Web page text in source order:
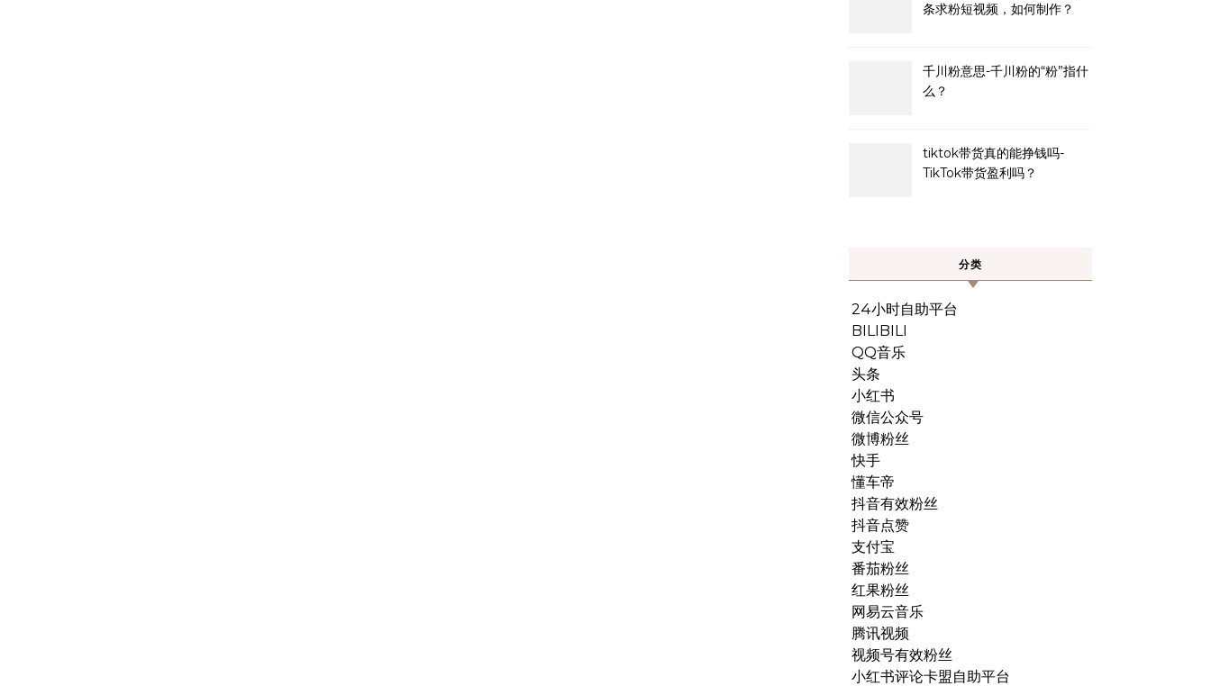
条求粉短视频，如何制作？
千川粉意思-千川粉的“粉”指什
么？
tiktok带货真的能挣钱吗-
TikTok带货盈利吗？
分类
24小时自助平台
BILIBILI
QQ音乐
头条
小红书
微信公众号
微博粉丝
快手
懂车帝
抖音有效粉丝
抖音点赞
支付宝
番茄粉丝
红果粉丝
网易云音乐
腾讯视频
视频号有效粉丝
小红书评论卡盟自助平台